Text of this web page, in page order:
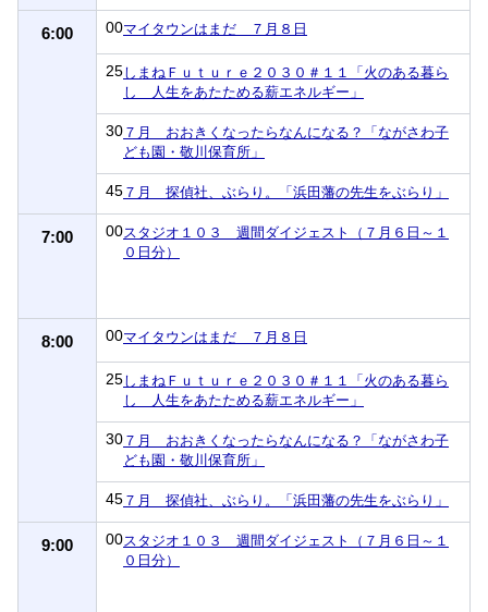
6:00 00マイタウンはまだ ７月８日
25しまねＦｕｔｕｒｅ２０３０＃１１「火のある暮ら
し 人生をあたためる薪エネルギー」
30 ７月 おおきくなったらなんになる？「ながさわ子
ども園・敬川保育所」
45 ７月 探偵社、ぶらり。「浜田藩の先生をぶらり」
7:00 00スタジオ１０３ 週間ダイジェスト（７月６日～１
０日分）
8:00 00マイタウンはまだ ７月８日
25しまねＦｕｔｕｒｅ２０３０＃１１「火のある暮ら
し 人生をあたためる薪エネルギー」
30 ７月 おおきくなったらなんになる？「ながさわ子
ども園・敬川保育所」
45 ７月 探偵社、ぶらり。「浜田藩の先生をぶらり」
9:00 00スタジオ１０３ 週間ダイジェスト（７月６日～１
０日分）